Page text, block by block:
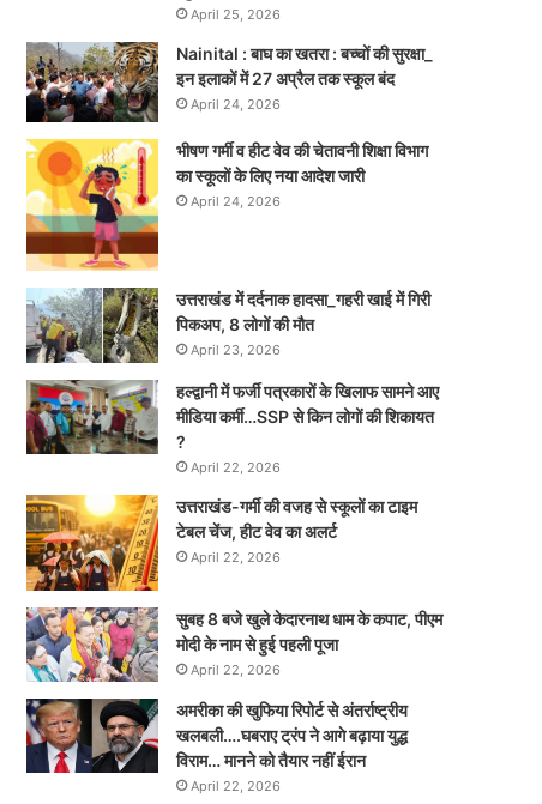
April 25, 2026
Nainital : बाघ का खतरा : बच्चों की सुरक्षा_
इन इलाकों में 27 अप्रैल तक स्कूल बंद
April 24, 2026
भीषण गर्मी व हीट वेव की चेतावनी शिक्षा विभाग
का स्कूलों के लिए नया आदेश जारी
April 24, 2026
उत्तराखंड में दर्दनाक हादसा_गहरी खाई में गिरी
पिकअप, 8 लोगों की मौत
April 23, 2026
हल्द्वानी में फर्जी पत्रकारों के खिलाफ सामने आए
मीडिया कर्मी…SSP से किन लोगों की शिकायत
?
April 22, 2026
उत्तराखंड-गर्मी की वजह से स्कूलों का टाइम
टेबल चेंज, हीट वेव का अलर्ट
April 22, 2026
सुबह 8 बजे खुले केदारनाथ धाम के कपाट, पीएम
मोदी के नाम से हुई पहली पूजा
April 22, 2026
अमरीका की खुफिया रिपोर्ट से अंतर्राष्ट्रीय
खलबली….घबराए ट्रंप ने आगे बढ़ाया युद्ध
विराम… मानने को तैयार नहीं ईरान
April 22, 2026